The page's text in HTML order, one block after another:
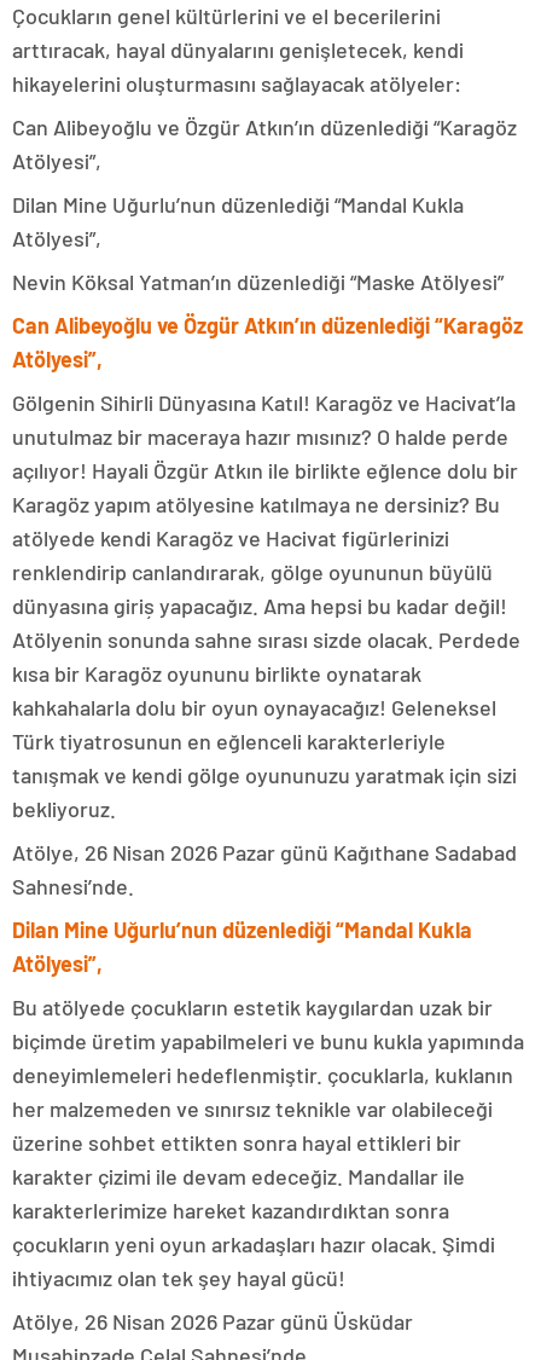
Çocukların genel kültürlerini ve el becerilerini
arttıracak, hayal dünyalarını genişletecek, kendi
hikayelerini oluşturmasını sağlayacak atölyeler:
Can Alibeyoğlu ve Özgür Atkın’ın düzenlediği “Karagöz
Atölyesi”,
Dilan Mine Uğurlu’nun düzenlediği “Mandal Kukla
Atölyesi”,
Nevin Köksal Yatman’ın düzenlediği “Maske Atölyesi”
Can Alibeyoğlu ve Özgür Atkın’ın düzenlediği “Karagöz
Atölyesi”,
Gölgenin Sihirli Dünyasına Katıl! Karagöz ve Hacivat’la
unutulmaz bir maceraya hazır mısınız? O halde perde
açılıyor! Hayali Özgür Atkın ile birlikte eğlence dolu bir
Karagöz yapım atölyesine katılmaya ne dersiniz? Bu
atölyede kendi Karagöz ve Hacivat figürlerinizi
renklendirip canlandırarak, gölge oyununun büyülü
dünyasına giriș yapacağız. Ama hepsi bu kadar değil!
Atölyenin sonunda sahne sırası sizde olacak. Perdede
kısa bir Karagöz oyununu birlikte oynatarak
kahkahalarla dolu bir oyun oynayacağız! Geleneksel
Türk tiyatrosunun en eğlenceli karakterleriyle
tanışmak ve kendi gölge oyununuzu yaratmak için sizi
bekliyoruz.
Atölye, 26 Nisan 2026 Pazar günü Kağıthane Sadabad
Sahnesi’nde.
Dilan Mine Uğurlu’nun düzenlediği “Mandal Kukla
Atölyesi”,
Bu atölyede çocukların estetik kaygılardan uzak bir
biçimde üretim yapabilmeleri ve bunu kukla yapımında
deneyimlemeleri hedeflenmiştir. çocuklarla, kuklanın
her malzemeden ve sınırsız teknikle var olabileceği
üzerine sohbet ettikten sonra hayal ettikleri bir
karakter çizimi ile devam edeceğiz. Mandallar ile
karakterlerimize hareket kazandırdıktan sonra
çocukların yeni oyun arkadaşları hazır olacak. Şimdi
ihtiyacımız olan tek şey hayal gücü!
Atölye, 26 Nisan 2026 Pazar günü Üsküdar